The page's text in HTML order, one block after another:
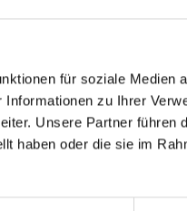
für soziale Medien
zu Ihrer
Unsere Partner führen
haben oder die sie im